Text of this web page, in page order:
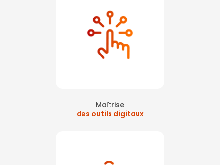
Maîtrise
des outils digitaux